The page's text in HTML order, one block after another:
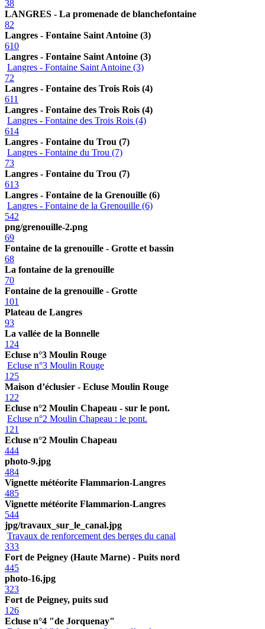
38
LANGRES - La promenade de blanchefontaine
82
Langres - Fontaine Saint Antoine (3)
610
Langres - Fontaine Saint Antoine (3)
Langres - Fontaine Saint Antoine (3)
72
Langres - Fontaine des Trois Rois (4)
611
Langres - Fontaine des Trois Rois (4)
Langres - Fontaine des Trois Rois (4)
614
Langres - Fontaine du Trou (7)
Langres - Fontaine du Trou (7)
73
Langres - Fontaine du Trou (7)
613
Langres - Fontaine de la Grenouille (6)
Langres - Fontaine de la Grenouille (6)
542
png/grenouille-2.png
69
Fontaine de la grenouille - Grotte et bassin
68
La fontaine de la grenouille
70
Fontaine de la grenouille - Grotte
101
Plateau de Langres
93
La vallée de la Bonnelle
124
Ecluse n°3 Moulin Rouge
Ecluse n°3 Moulin Rouge
125
Maison d’éclusier - Ecluse Moulin Rouge
122
Ecluse n°2 Moulin Chapeau - sur le pont.
Ecluse n°2 Moulin Chapeau : le pont.
121
Ecluse n°2 Moulin Chapeau
444
photo-9.jpg
484
Vignette météorite Flammarion-Langres
485
Vignette météorite Flammarion-Langres
544
jpg/travaux_sur_le_canal.jpg
Travaux de renforcement des berges du canal
333
Fort de Peigney (Haute Marne) - Puits nord
445
photo-16.jpg
323
Fort de Peigney, puits sud
126
Ecluse n°4 "de Jorquenay"